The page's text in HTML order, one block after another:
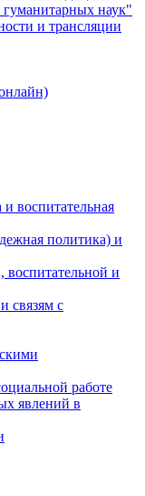
наук"
и трансляции
воспитательная
политика) и
воспитательной и
связям с
работе
явлений в